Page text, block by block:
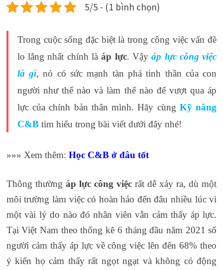
5/5 - (1 bình chọn)
Trong cuộc sống đặc biệt là trong công việc vấn đề
lo lắng nhất chính làáp lực. Vậyáp lực công việc
là gì, nó có sức mạnh tàn phá tinh thần của con
người như thế nào và làm thế nào để vượt qua áp
lực của chính bản thân mình. Hãy cùng Kỹ năng
C&Btìm hiểu trong bài viết dưới đây nhé!
»»» Xem thêm: Học C&Bở đâu tốt
Thông thường áp lực công việcrất dễ xảy ra, dù một
môi trường làm việc có hoàn hảo đến đâu nhiều lúc vì
một vài lý do nào đó nhân viên vẫn cảm thấy áp lực.
Tại Việt Nam theo thống kê 6 tháng đầu năm 2021 số
người cảm thấy áp lực về công việc lên đến 68% theo
ý kiến họ cảm thấy rất ngọt ngạt và không có động